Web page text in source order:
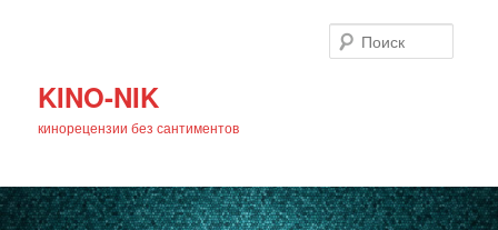
KINO-NIK
кинорецензии без сантиментов